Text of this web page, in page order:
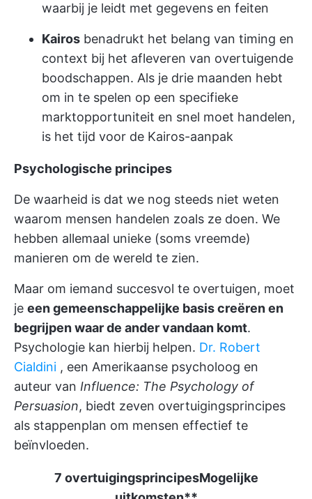
waarbij je leidt met gegevens en feiten
Kairos benadrukt het belang van timing en
context bij het afleveren van overtuigende
boodschappen. Als je drie maanden hebt
om in te spelen op een specifieke
marktopportuniteit en snel moet handelen,
is het tijd voor de Kairos-aanpak
Psychologische principes
De waarheid is dat we nog steeds niet weten
waarom mensen handelen zoals ze doen. We
hebben allemaal unieke (soms vreemde)
manieren om de wereld te zien.
Maar om iemand succesvol te overtuigen, moet
je een gemeenschappelijke basis creëren en
begrijpen waar de ander vandaan komt.
Psychologie kan hierbij helpen. Dr. Robert
Cialdini , een Amerikaanse psycholoog en
auteur van Influence: The Psychology of
Persuasion, biedt zeven overtuigingsprincipes
als stappenplan om mensen effectief te
beïnvloeden.
7 overtuigingsprincipesMogelijke